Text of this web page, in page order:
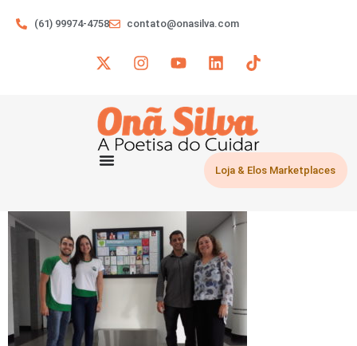
(61) 99974-4758 contato@onasilva.com
Loja & Elos Marketplaces